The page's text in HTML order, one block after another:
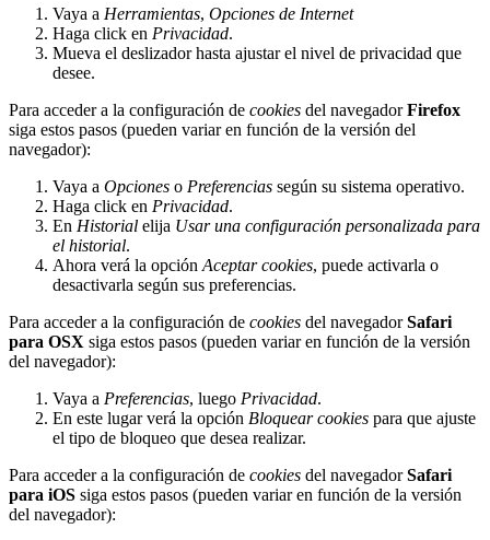
Vaya a Herramientas, Opciones de Internet
Haga click en Privacidad.
Mueva el deslizador hasta ajustar el nivel de privacidad que
desee.
Para acceder a la configuración de cookies del navegadorFirefox
siga estos pasos (pueden variar en función de la versión del
navegador):
Vaya a Opciones o Preferencias según su sistema operativo.
Haga click en Privacidad.
En Historial elija Usar una configuración personalizada para
el historial.
Ahora verá la opción Aceptar cookies, puede activarla o
desactivarla según sus preferencias.
Para acceder a la configuración de cookies del navegadorSafari
para OSX siga estos pasos (pueden variar en función de la versión
del navegador):
Vaya a Preferencias, luego Privacidad.
En este lugar verá la opción Bloquear cookies para que ajuste
el tipo de bloqueo que desea realizar.
Para acceder a la configuración de cookies del navegadorSafari
para iOS siga estos pasos (pueden variar en función de la versión
del navegador):